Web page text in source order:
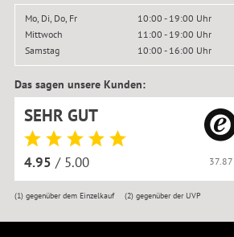
Mo, Di, Do, Fr
10:00 - 19:00 Uhr
Mittwoch
11:00 - 19:00 Uhr
Samstag
10:00 - 16:00 Uhr
Das sagen unsere Kunden:
SEHR GUT
4.95 / 5.00
(1)gegenüber dem Einzelkauf (2) gegenüber der UVP